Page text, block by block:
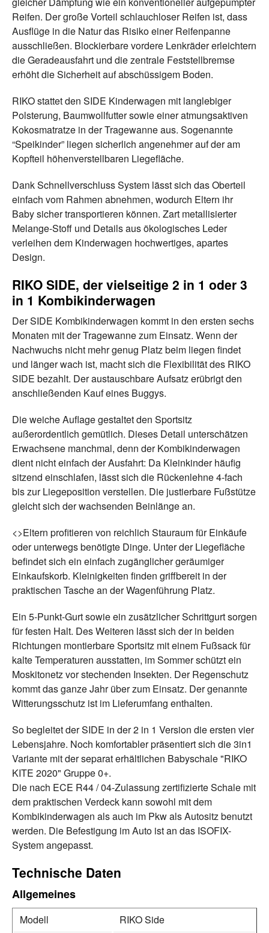
Reifen. Der große Vorteil schlauchloser Reifen ist, dass
Ausflüge in die Natur das Risiko einer Reifenpanne
ausschließen. Blockierbare vordere Lenkräder erleichtern
die Geradeausfahrt und die zentrale Feststellbremse
erhöht die Sicherheit auf abschüssigem Boden.
RIKO stattet den SIDE Kinderwagen mit langlebiger
Polsterung, Baumwollfutter sowie einer atmungsaktiven
Kokosmatratze in der Tragewanne aus. Sogenannte
“Speikinder” liegen sicherlich angenehmer auf der am
Kopfteil höhenverstellbaren Liegefläche.
Dank Schnellverschluss System lässt sich das Oberteil
einfach vom Rahmen abnehmen, wodurch Eltern ihr
Baby sicher transportieren können. Zart metallisierter
Melange-Stoff und Details aus ökologisches Leder
verleihen dem Kinderwagen hochwertiges, apartes
Design.
RIKO SIDE, der vielseitige 2 in 1 oder 3
in 1 Kombikinderwagen
Der SIDE Kombikinderwagen kommt in den ersten sechs
Monaten mit der Tragewanne zum Einsatz. Wenn der
Nachwuchs nicht mehr genug Platz beim liegen findet
und länger wach ist, macht sich die Flexibilität des RIKO
SIDE bezahlt. Der austauschbare Aufsatz erübrigt den
anschließenden Kauf eines Buggys.
Die weiche Auflage gestaltet den Sportsitz
außerordentlich gemütlich. Dieses Detail unterschätzen
Erwachsene manchmal, denn der Kombikinderwagen
dient nicht einfach der Ausfahrt: Da Kleinkinder häufig
sitzend einschlafen, lässt sich die Rückenlehne 4-fach
bis zur Liegeposition verstellen. Die justierbare Fußstütze
gleicht sich der wachsenden Beinlänge an.
<>Eltern profitieren von reichlich Stauraum für Einkäufe
oder unterwegs benötigte Dinge. Unter der Liegefläche
befindet sich ein einfach zugänglicher geräumiger
Einkaufskorb. Kleinigkeiten finden griffbereit in der
praktischen Tasche an der Wagenführung Platz.
Ein 5-Punkt-Gurt sowie ein zusätzlicher Schrittgurt sorgen
für festen Halt. Des Weiteren lässt sich der in beiden
Richtungen montierbare Sportsitz mit einem Fußsack für
kalte Temperaturen ausstatten, im Sommer schützt ein
Moskitonetz vor stechenden Insekten. Der Regenschutz
kommt das ganze Jahr über zum Einsatz. Der genannte
Witterungsschutz ist im Lieferumfang enthalten.
So begleitet der SIDE in der 2 in 1 Version die ersten vier
Lebensjahre. Noch komfortabler präsentiert sich die 3in1
Variante mit der separat erhältlichen Babyschale "RIKO
KITE 2020" Gruppe 0+.
Die nach ECE R44 / 04-Zulassung zertifizierte Schale mit
dem praktischen Verdeck kann sowohl mit dem
Kombikinderwagen als auch im Pkw als Autositz benutzt
werden. Die Befestigung im Auto ist an das ISOFIX-
System angepasst.
Technische Daten
Allgemeines
Modell RIKO Side